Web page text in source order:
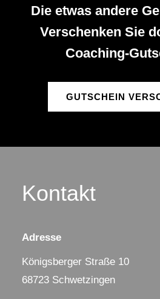
Die etwas andere
Verschenken Sie
Coaching-
GUTSCHEIN
Kontakt
Adresse
Königsberger Straße 10
68723 Schwetzingen